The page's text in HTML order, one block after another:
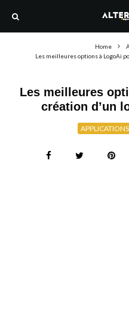
Home
Les meilleures options à LogoAi
Les meilleures
création d’un
APPLICATIONS